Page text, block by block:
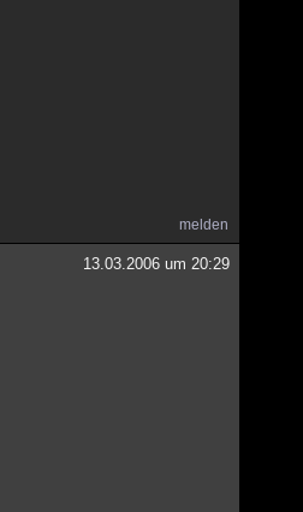
melden
13.03.2006 um 20:29